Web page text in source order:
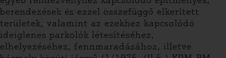
berendezések és ezzel összefüggő elkerített
területek, valamint az ezekhez kapcsolódó
ideiglenes parkolók létesítéséhez,
elhelyezéséhez, fennmaradásához, illetve